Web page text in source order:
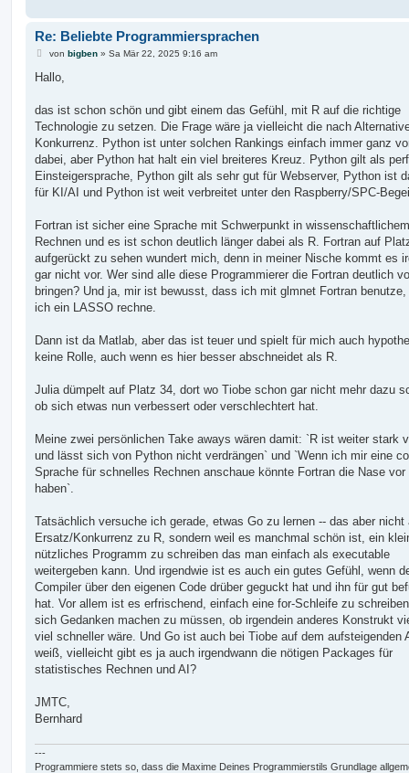
Re: Beliebte Programmiersprachen
B
i
a
von bigben» Sa Mär 22, 2025 9:16 am
Hallo,
das ist schon schön und gibt einem das Gefühl, mit R auf die richtige
Technologie zu setzen. Die Frage wäre ja vielleicht die nach
Konkurrenz. Python ist unter solchen Rankings einfach immer ganz
dabei, aber Python hat halt ein viel breiteres Kreuz. Python gilt als
Einsteigersprache, Python gilt als sehr gut für Webserver, Python ist
für KI/AI und Python ist weit verbreitet unter den Raspberry/SPC-
Fortran ist sicher eine Sprache mit Schwerpunkt in wissenschaftlichem
Rechnen und es ist schon deutlich länger dabei als R. Fortran auf
aufgerückt zu sehen wundert mich, denn in meiner Nische kommt es
gar nicht vor. Wer sind alle diese Programmierer die Fortran deutlich
bringen? Und ja, mir ist bewusst, dass ich mit glmnet Fortran benutze,
ich ein LASSO rechne.
Dann ist da Matlab, aber das ist teuer und spielt für mich auch
keine Rolle, auch wenn es hier besser abschneidet als R.
Julia dümpelt auf Platz 34, dort wo Tiobe schon gar nicht mehr dazu
ob sich etwas nun verbessert oder verschlechtert hat.
Meine zwei persönlichen Take aways wären damit: `R ist weiter stark
und lässt sich von Python nicht verdrängen` und `Wenn ich mir eine
Sprache für schnelles Rechnen anschaue könnte Fortran die Nase vor
haben`.
Tatsächlich versuche ich gerade, etwas Go zu lernen -- das aber nicht
Ersatz/Konkurrenz zu R, sondern weil es manchmal schön ist, ein
nützliches Programm zu schreiben das man einfach als executable
weitergeben kann. Und irgendwie ist es auch ein gutes Gefühl, wenn
Compiler über den eigenen Code drüber geguckt hat und ihn für gut
hat. Vor allem ist es erfrischend, einfach eine for-Schleife zu
sich Gedanken machen zu müssen, ob irgendein anderes Konstrukt
viel schneller wäre. Und Go ist auch bei Tiobe auf dem aufsteigenden
weiß, vielleicht gibt es ja auch irgendwann die nötigen Packages für
statistisches Rechnen und AI?
JMTC,
Bernhard
---
Programmiere stets so, dass die Maxime Deines Programmierstils Grundlage